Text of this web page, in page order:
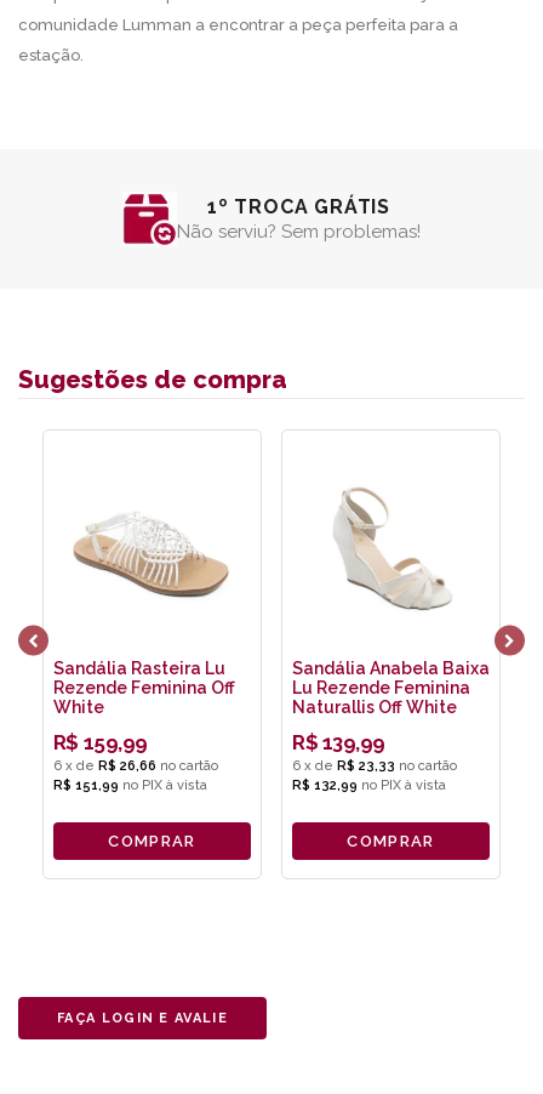
comunidade Lumman a encontrar a peça perfeita para a
estação.
PARCELAMENTO SEM JUROS
Em até 6 vezes*
Sugestões de compra
Sandália Rasteira Lu
Rezende Feminina Off
White
R$ 159,99
6 x de R$ 26,66
R$ 151,99 no PIX
COMPRAR
Sandália Anabela Baixa
Lu Rezende Feminina
Naturallis Off White
R$ 139,99
6 x de R$ 23,33
R$ 132,99 no PIX
COMPRAR
FAÇA LOGIN E AVALIE